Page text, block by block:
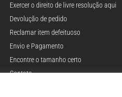
Exercer o direito de livre resolução aqui
Devolução de pedido
Reclamar item defeituoso
Envio e Pagamento
Encontre o tamanho certo
Contato